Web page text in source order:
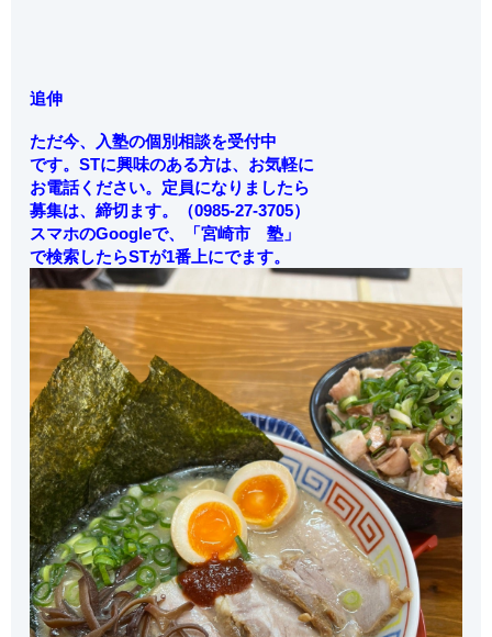
追伸
ただ今、入塾の個別相談を受付中
です。STに興味のある方は、お気軽に
お電話ください。定員になりましたら
募集は、締切ます。
（0985-27-3705）
スマホのGoogleで、「宮崎市 塾」
で検索したらSTが1番上にでます。